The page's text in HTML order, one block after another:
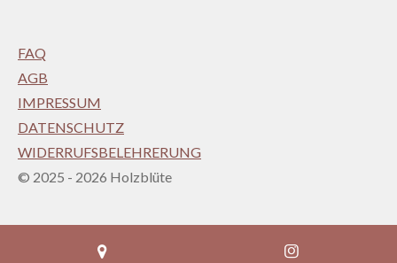
FAQ
AGB
IMPRESSUM
DATENSCHUTZ
WIDERRUFSBELEHRERUNG
© 2025 - 2026 Holzblüte